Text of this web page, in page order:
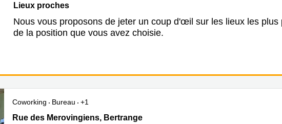
Lieux proches
Nous vous proposons de jeter un coup d'œil sur les lieux les plus
de la position que vous avez choisie.
Coworking Bureau
+1
10A Rue des Mérovingiens, Bertrange
Rue des Merovingiens, Bertrange